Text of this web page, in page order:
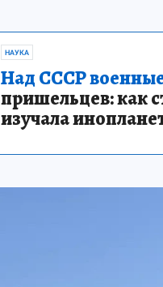
НАУКА
Над СССР
пришельцев: как
изучала